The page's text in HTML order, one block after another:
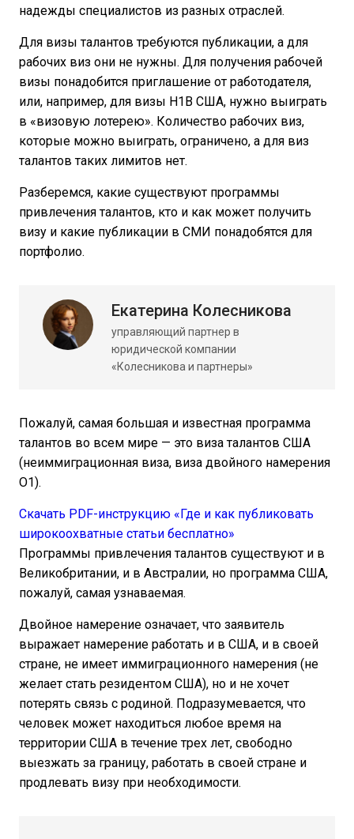
надежды специалистов из разных отраслей.
Для визы талантов требуются публикации, а для
рабочих виз они не нужны. Для получения рабочей
визы понадобится приглашение от работодателя,
или, например, для визы H1B США, нужно выиграть
в «визовую лотерею». Количество рабочих виз,
которые можно выиграть, ограничено, а для виз
талантов таких лимитов нет.
Разберемся, какие существуют программы
привлечения талантов, кто и как может получить
визу и какие публикации в СМИ понадобятся для
портфолио.
Екатерина Колесникова
управляющий партнер в
юридической компании
«Колесникова и партнеры»
Пожалуй, самая большая и известная программа
талантов во всем мире — это виза талантов США
(неиммиграционная виза, виза двойного намерения
O1).
Скачать PDF-инструкцию «Где и как публиковать
широкоохватные статьи бесплатно»
Программы привлечения талантов существуют и в
Великобритании, и в Австралии, но программа США,
пожалуй, самая узнаваемая.
Двойное намерение означает, что заявитель
выражает намерение работать и в США, и в своей
стране, не имеет иммиграционного намерения (не
желает стать резидентом США), но и не хочет
потерять связь с родиной. Подразумевается, что
человек может находиться любое время на
территории США в течение трех лет, свободно
выезжать за границу, работать в своей стране и
продлевать визу при необходимости.